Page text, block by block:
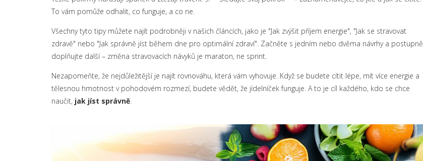
To vám pomůže odhalit, co funguje, a co ne.
Všechny tyto tipy můžete najít podrobněji v našich článcích, jako je "Jak zvýšit příjem energie", "Jak se stravovat
zdravě" nebo "Jak správně jíst během dne pro optimální zdraví". Začněte s jedním nebo dvěma návrhy a postupně
doplňujte další – změna stravovacích návyků je maraton, ne sprint.
Nezapomeňte, že nejdůležitější je najít rovnováhu, která vám vyhovuje. Když se budete cítit lépe, mít více energie a
tělesnou hmotnost v pohodovém rozmezí, budete vědět, že jídelníček funguje. A to je cíl každého, kdo se chce
naučit, jak jíst správně.